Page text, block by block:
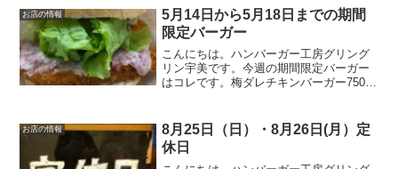
がとうございました。皆様の今日が笑顔
いっぱいの一日になりま...
お店の情報
5月14日から5月18日までの期間
限定バーガー
こんにちは。ハンバーガー工房グリング
リン宇美です。今週の期間限定バーガー
はコレです。梅ダレチキンバーガー750円
あっさりと食べれてしまう梅ダレの和風
バーガーです。酸っぱ...
お店の情報
8月25日（日）・8月26日(月）定
休日